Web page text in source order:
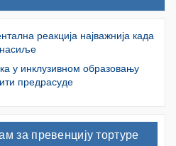
реакција најважнија када
у инклузивном образовању
предрасуде
за превенцију тортуре